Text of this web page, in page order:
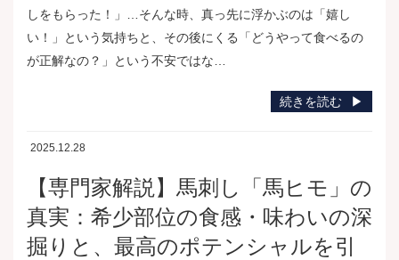
しをもらった！」…そんな時、真っ先に浮かぶのは「嬉し
い！」という気持ちと、その後にくる「どうやって食べるの
が正解なの？」という不安ではな…
続きを読む
2025.12.28
【専門家解説】馬刺し「馬ヒモ」の
真実：希少部位の食感・味わいの深
掘りと、最高のポテンシャルを引